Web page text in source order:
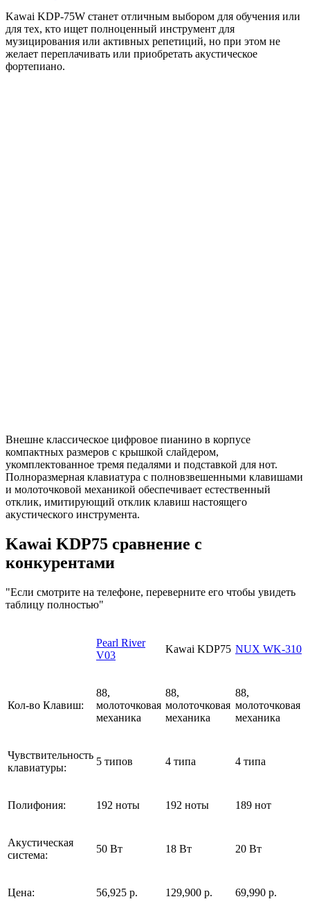
Kawai KDP-75W станет отличным выбором для обучения или
для тех, кто ищет полноценный инструмент для
музицирования или активных репетиций, но при этом не
желает переплачивать или приобретать акустическое
фортепиано.
Внешне классическое цифровое пианино в корпусе
компактных размеров с крышкой слайдером,
укомплектованное тремя педалями и подставкой для нот.
Полноразмерная клавиатура с полновзвешенными клавишами
и молоточковой механикой обеспечивает естественный
отклик, имитирующий отклик клавиш настоящего
акустического инструмента.
Kawai KDP75 сравнение с
конкурентами
"Если смотрите на телефоне, переверните его чтобы увидеть
таблицу полностью"
Pearl River
V03
Kawai KDP75 NUX WK-310
Кол-во Клавиш:
88,
молоточковая
механика
88,
молоточковая
механика
88,
молоточковая
механика
Чувствительность
клавиатуры:
5 типов 4 типа 4 типа
Полифония: 192 ноты 192 ноты 189 нот
Акустическая
система:
50 Вт 18 Вт 20 Вт
Цена: 56,925 р. 129,900 р. 69,990 р.